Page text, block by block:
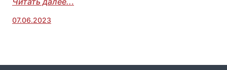
07.06.2023